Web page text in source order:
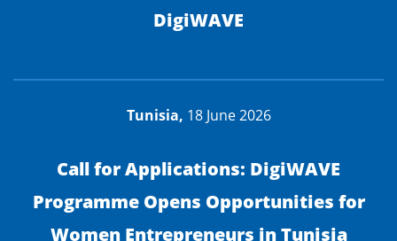
DigiWAVE
Tunisia, 18 June 2026
Call for Applications: DigiWAVE
Programme Opens Opportunities for
Women Entrepreneurs in Tunisia